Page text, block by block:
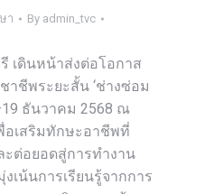
า By admin_tvc
เดินหน้าส่งต่อโอกาส
าชีพระยะสั้น ‘ช่างซ่อม
ธันวาคม 2568 ณ
อเสริมทักษะอาชีพที่
ะต่อยอดสู่การทำงาน
เน้นการเรียนรู้จากการ